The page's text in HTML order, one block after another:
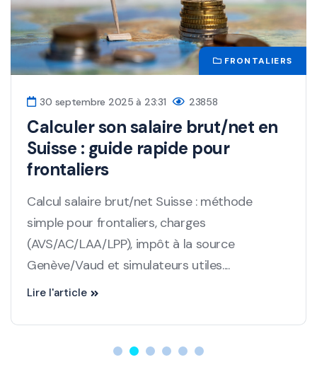
FRONTALIERS
30 septembre 2025 à 23:31 23858
Calculer son salaire brut/net en
Suisse : guide rapide pour
frontaliers
Calcul salaire brut/net Suisse : méthode
simple pour frontaliers, charges
(AVS/AC/LAA/LPP), impôt à la source
Genève/Vaud et simulateurs utiles....
Lire l'article